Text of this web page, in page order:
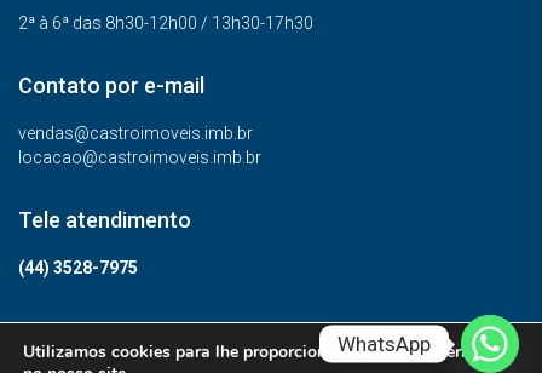
2ª à 6ª das 8h30-12h00 / 13h30-17h30
Contato por e-mail
vendas@castroimoveis.imb.br
locacao@castroimoveis.imb.br
Tele atendimento
(44) 3528-7975
© Todos os direitos reservados.
Utilizamos cookies para lhe proporcionar a melhor experiência
WhatsApp